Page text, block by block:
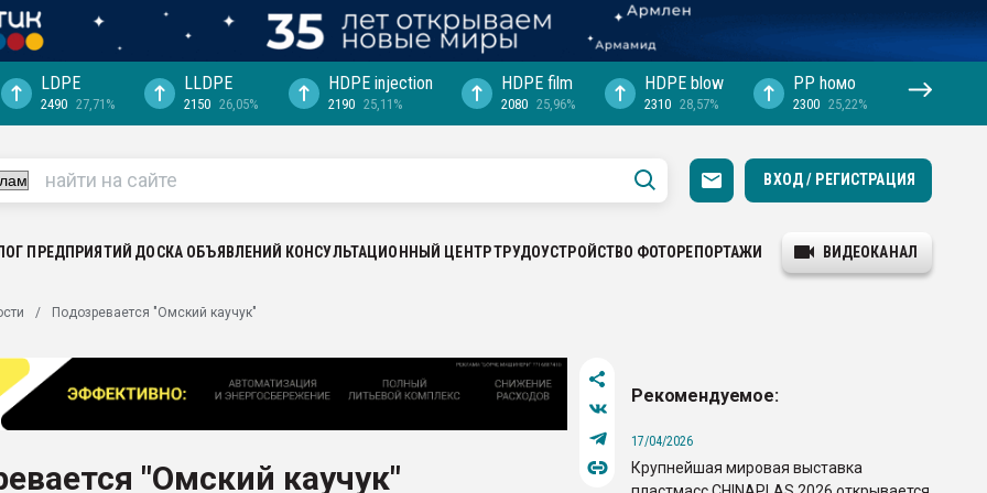
выходит на
рынке
LDPE
2490 27,71%
LLDPE
2150 26,05%
HDPE injection
2190 25,11%
HDPE film
2080 25,96%
HDPE blow
2310 28,57%
PP hомо
2300 25,22%
ВХОД / РЕГИСТРАЦИЯ
ПРЕДПРИЯТИЙ ДОСКА ОБЪЯВЛЕНИЙ КОНСУЛЬТАЦИОННЫЙ ЦЕНТРТРУДОУСТРОЙСТВО ФОТОРЕПОРТАЖИ ВИДЕОКАНАЛ
Подозревается "Омский каучук"
"Омский каучук"
Рекомендуемое:
17/04/2026
Крупнейшая мировая выставка